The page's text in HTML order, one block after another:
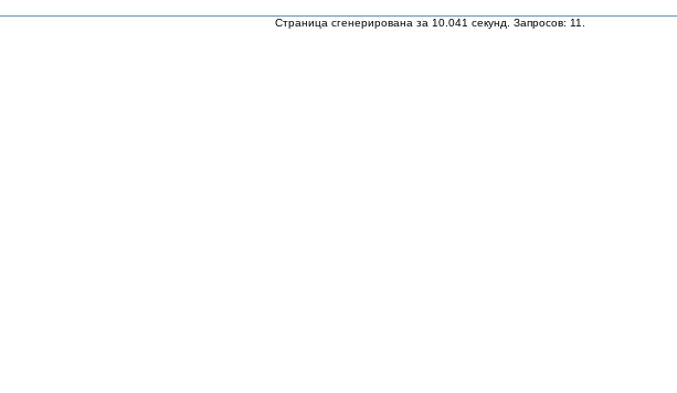
Страница сгенерирована за 10.041 секунд. Запросов: 11.